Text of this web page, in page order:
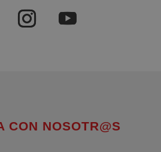
CON NOSOTR@S